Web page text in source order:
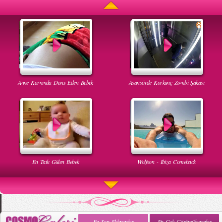
Anne Karnında Dans Eden Bebek Asansörde Korkunç Zombi Şakası
En Tatlı Gülen Bebek Wolfson - Ibiza Comeback